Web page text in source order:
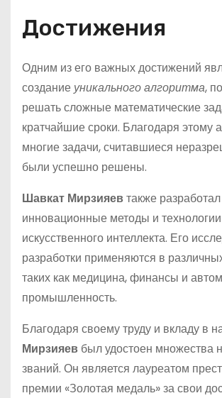
Достижения
Одним из его важных достижений
создание уникального алгоритма,
решать сложные математические
кратчайшие сроки. Благодаря этому
многие задачи, считавшиеся
были успешно решены.
Шавкат Мирзияевтакже
инновационные методы и
искусственного интеллекта. Его
разработки применяются в
таких как медицина, финансы и
промышленность.
Благодаря своему труду и вкладу в
Мирзияев был удостоен множества
званий. Он является лауреатом
премии «Золотая медаль» за свои